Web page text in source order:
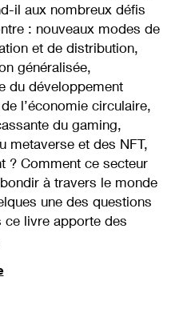
il aux nombreux défis
: nouveaux modes de
et de distribution,
généralisée,
du développement
l’économie circulaire,
du gaming,
metaverse et des NFT,
? Comment ce secteur
à travers le monde
une des questions
ce livre apporte des